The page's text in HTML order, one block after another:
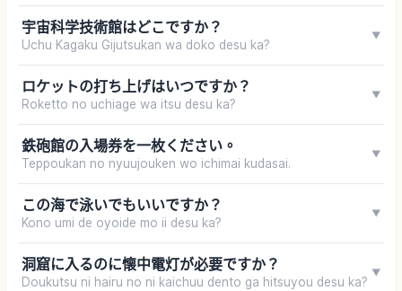
宇宙科学技術館はどこですか？
Uchu Kagaku Gijutsukan wa doko desu ka?
▼
ロケットの打ち上げはいつですか？
Roketto no uchiage wa itsu desu ka?
▼
鉄砲館の入場券を一枚ください。
Teppoukan no nyuujouken wo ichimai kudasai.
▼
この海で泳いでもいいですか？
Kono umi de oyoide mo ii desu ka?
▼
洞窟に入るのに懐中電灯が必要ですか？
Doukutsu ni hairu no ni kaichuu dento ga hitsuyou desu ka?
▼